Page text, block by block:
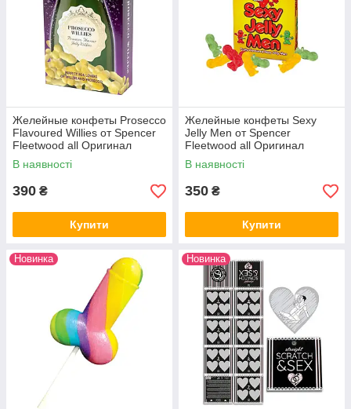
Желейные конфеты Prosecco
Flavoured Willies от Spencer
Fleetwood all Оригинал
Скидка All 1572
В наявності
390 ₴
Купити
Желейные конфеты Sexy
Jelly Men от Spencer
Fleetwood all Оригинал
Скидка All 1570
В наявності
350 ₴
Купити
Новинка Новинка